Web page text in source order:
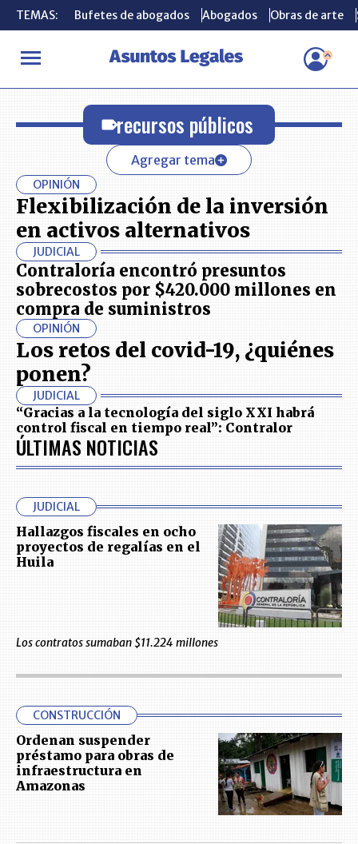
TEMAS: Bufetes de abogados Abogados Obras de arte
INICIO recursos públicos
TEMAS: Bufetes de abogados Abogados Obras de arte
recursos públicos
Agregar tema
OPINIÓN
Flexibilización de la inversión
en activos alternativos
JUDICIAL
Contraloría encontró presuntos
sobrecostos por $420.000 millones en
compra de suministros
OPINIÓN
Los retos del covid-19, ¿quiénes
ponen?
JUDICIAL
“Gracias a la tecnología del siglo XXI habrá
control fiscal en tiempo real”: Contralor
ÚLTIMAS NOTICIAS
JUDICIAL
Hallazgos fiscales en ocho
proyectos de regalías en el
Huila
Los contratos sumaban $11.224 millones
CONSTRUCCIÓN
Ordenan suspender
préstamo para obras de
infraestructura en
Amazonas